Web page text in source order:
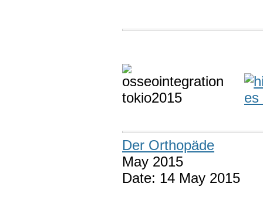
Der Orthopäde
May 2015
Date: 14 May 2015